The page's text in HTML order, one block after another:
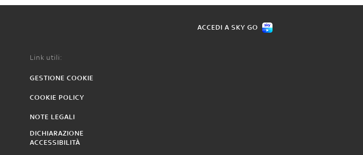
ACCEDI A SKY GO
Link utili:
GESTIONE COOKIE
COOKIE POLICY
NOTE LEGALI
DICHIARAZIONE
ACCESSIBILITÀ